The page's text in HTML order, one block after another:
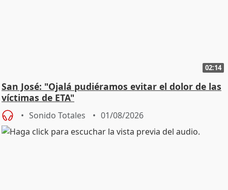
02:14
San José: "Ojalá pudiéramos evitar el dolor de las
víctimas de ETA"
Sonido Totales 01/08/2026